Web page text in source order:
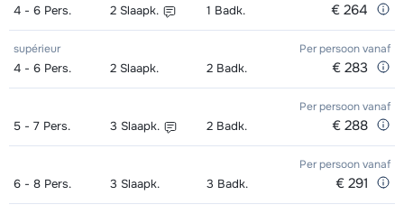
13.15 uur - Gevorderd
- Beginner
€ 156,00
€ 156,00
4 - 6 Pers. 2 Slaapk. 1 Badk. € 264
supérieur Per persoonvanaf
4 - 6 Pers. 2 Slaapk. 2 Badk. € 283
Per persoonvanaf
5 - 7 Pers. 3 Slaapk. 2 Badk. € 288
Per persoonvanaf
6 - 8 Pers. 3 Slaapk. 3 Badk. € 291